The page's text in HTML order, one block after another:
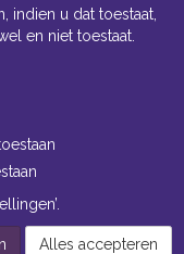
indien u dat toestaat,
en niet toestaat.
Alles accepteren